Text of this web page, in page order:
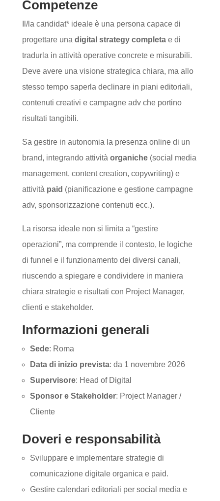
Competenze
Il/la candidat* ideale è una persona capace di
progettare una digital strategy completae di
tradurla in attività operative concrete e misurabili.
Deve avere una visione strategica chiara, ma allo
stesso tempo saperla declinare in piani editoriali,
contenuti creativi e campagne adv che portino
risultati tangibili.
Sa gestire in autonomia la presenza online di un
brand, integrando attività organiche(social media
management, content creation, copywriting) e
attività paid (pianificazione e gestione campagne
adv, sponsorizzazione contenuti ecc.).
La risorsa ideale non si limita a “gestire
operazioni”, ma comprende il contesto, le logiche
di funnel e il funzionamento dei diversi canali,
riuscendo a spiegare e condividere in maniera
chiara strategie e risultati con Project Manager,
clienti e stakeholder.
Informazioni generali
Sede: Roma
Data di inizio prevista: da 1 novembre 2026
Supervisore: Head of Digital
Sponsor e Stakeholder: Project Manager /
Cliente
Doveri e responsabilità
Sviluppare e implementare strategie di
comunicazione digitale organica e paid.
Gestire calendari editoriali per social media e